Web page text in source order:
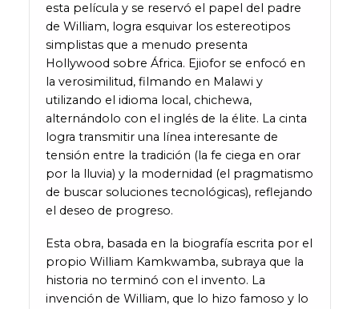
esta película y se reservó el papel del padre
de William, logra esquivar los estereotipos
simplistas que a menudo presenta
Hollywood sobre África. Ejiofor se enfocó en
la verosimilitud, filmando en Malawi y
utilizando el idioma local, chichewa,
alternándolo con el inglés de la élite. La cinta
logra transmitir una línea interesante de
tensión entre la tradición (la fe ciega en orar
por la lluvia) y la modernidad (el pragmatismo
de buscar soluciones tecnológicas), reflejando
el deseo de progreso.
Esta obra, basada en la biografía escrita por el
propio William Kamkwamba, subraya que la
historia no terminó con el invento. La
invención de William, que lo hizo famoso y lo